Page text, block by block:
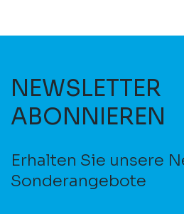
NEWSLETTER
ABONNIEREN
Erhalten Sie unsere
Sonderangebote